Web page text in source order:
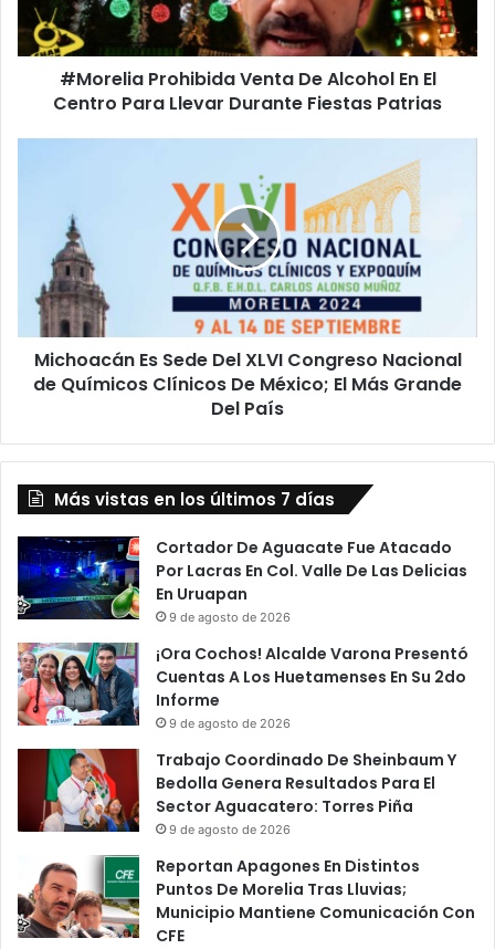
Centro
Para
Durante
#Morelia Prohibida Venta De Alcohol En El
Centro Para Llevar Durante Fiestas Patrias
Congreso
Nacional
Químicos
Clínicos
De
Más
Del
País
Michoacán Es Sede Del XLVI Congreso Nacional
de Químicos Clínicos De México; El Más Grande
Del País
Más vistas en los últimos 7 días
Cortador De Aguacate Fue Atacado
Por Lacras En Col. Valle De Las Delicias
En Uruapan
9 de agosto de 2026
¡Ora Cochos! Alcalde Varona Presentó
Cuentas A Los Huetamenses En Su 2do
Informe
9 de agosto de 2026
Trabajo Coordinado De Sheinbaum Y
Bedolla Genera Resultados Para El
Sector Aguacatero: Torres Piña
9 de agosto de 2026
Reportan Apagones En Distintos
Puntos De Morelia Tras Lluvias;
Municipio Mantiene Comunicación Con
CFE